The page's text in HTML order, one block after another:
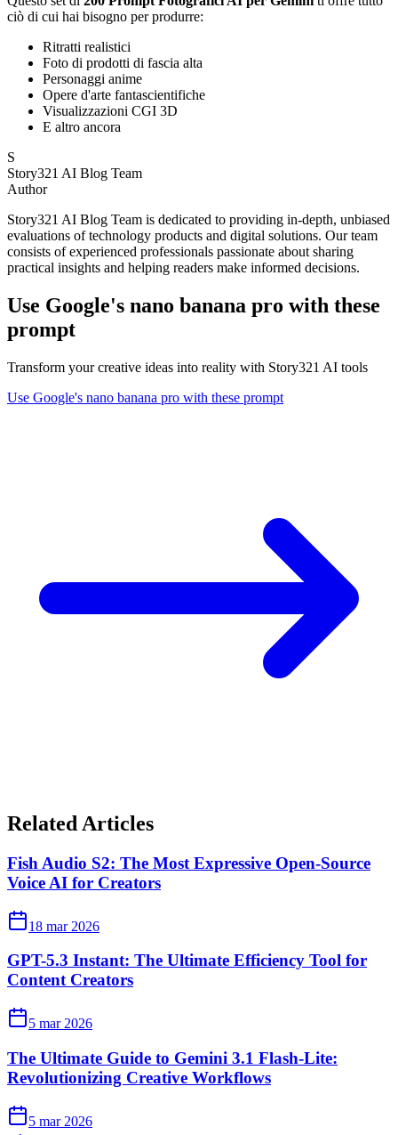
ciò di cui hai bisogno per produrre:
Ritratti realistici
Foto di prodotti di fascia alta
Personaggi anime
Opere d'arte fantascientifiche
Visualizzazioni CGI 3D
E altro ancora
S
Story321 AI Blog Team
Author
Story321 AI Blog Team is dedicated to providing in-depth, unbiased
evaluations of technology products and digital solutions. Our team
consists of experienced professionals passionate about sharing
practical insights and helping readers make informed decisions.
Use Google's nano banana pro with these
prompt
Transform your creative ideas into reality with Story321 AI tools
Use Google's nano banana pro with these prompt
Related Articles
Fish Audio S2: The Most Expressive Open-Source
Voice AI for Creators
18 mar 2026
GPT-5.3 Instant: The Ultimate Efficiency Tool for
Content Creators
5 mar 2026
The Ultimate Guide to Gemini 3.1 Flash-Lite:
Revolutionizing Creative Workflows
5 mar 2026